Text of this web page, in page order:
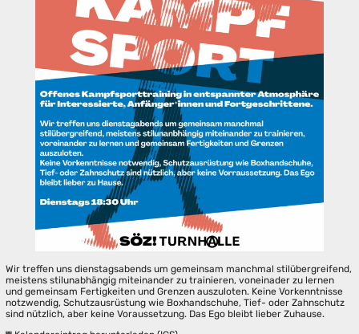
Wir treffen uns dienstagsabends um gemeinsam manchmal stilübergreifend,
meistens stilunabhängig miteinander zu trainieren, voneinader zu lernen
und gemeinsam Fertigkeiten und Grenzen auszuloten. Keine Vorkenntnisse
notzwendig, Schutzausrüstung wie Boxhandschuhe, Tief- oder Zahnschutz
sind nützlich, aber keine Voraussetzung. Das Ego bleibt lieber Zuhause.